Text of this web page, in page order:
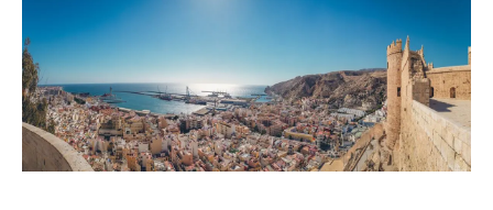
Italiano
German
English
rassegna stampa